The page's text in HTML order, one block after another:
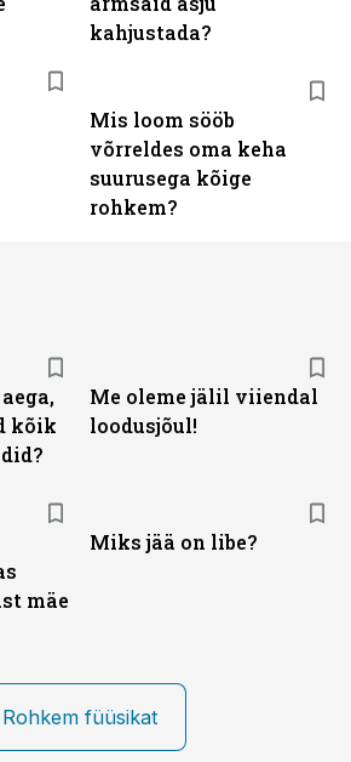
kahjustada?
Mis loom sööb
võrreldes oma keha
suurusega kõige
rohkem?
kõik
Me oleme jälil viiendal
loodusjõul!
mäe
Miks jää on libe?
Rohkem füüsikat